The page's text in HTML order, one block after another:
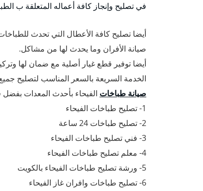
في تصليح وإنجاز كافة أعماله المتعلقة ب
أيضا تصليح كافة الأعطال التي تحدث
صيانة الأفران وما يحدث لها من مشاكل.
أيضا توفير قطع غيار أصلية مع ضمان لها
الخدمة السريعة بالسعر المناسب لتصليح
صيانة طباخات الفيحاء بأحدث المعدات
1- تصليح طباخات الفيحاء
2- تصليح طباخات 24 ساعة
3- فني تصليح طباخات الفيحاء
4- معلم تصليح طباخات الفيحاء
5- ورشة تصليح طباخات الفيحاء بالكويت
6- تصليح طباخات وافران غاز الفيحاء